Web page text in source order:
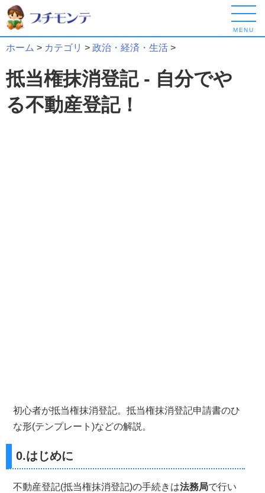
MENU
ホーム > カテゴリ > 政治・経済・生活 >
抵当権抹消登記 - 自分でや
る不動産登記！
初心者が抵当権抹消登記。抵当権抹消登記申請書のひ
な形(テンプレート)などの解説。
0.はじめに
不動産登記(抵当権抹消登記)の手続きは法務局で行い